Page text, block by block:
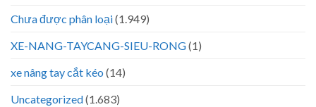
Chưa được phân loại(1.949)
XE-NANG-TAYCANG-SIEU-RONG(1)
xe nâng tay cắt kéo (14)
Uncategorized(1.683)